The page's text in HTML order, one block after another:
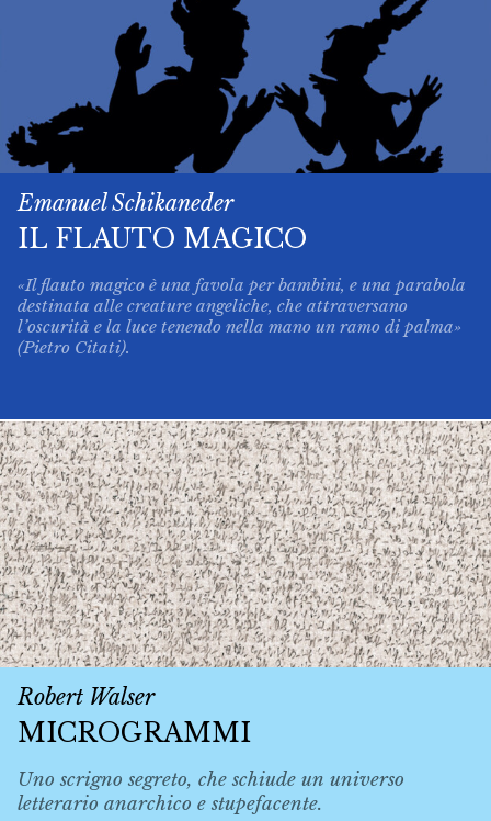
Emanuel Schikaneder
IL FLAUTO MAGICO
«Il flauto magico è una favola per bambini, e una parabola
destinata alle creature angeliche, che attraversano
l’oscurità e la luce tenendo nella mano un ramo di palma»
(Pietro Citati).
Robert Walser
MICROGRAMMI
Uno scrigno segreto, che schiude un universo
letterario anarchico e stupefacente.